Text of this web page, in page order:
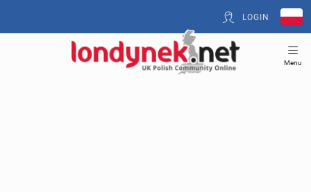
LOGIN
Menu